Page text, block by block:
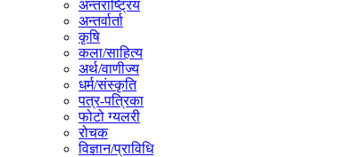
अन्तराष्ट्रिय
अन्तर्वार्ता
कृषि
कला/साहित्य
अर्थ/वाणीज्य
धर्म/संस्कृति
पत्र-पत्रिका
फोटो ग्यलरी
रोचक
विज्ञान/प्राविधि